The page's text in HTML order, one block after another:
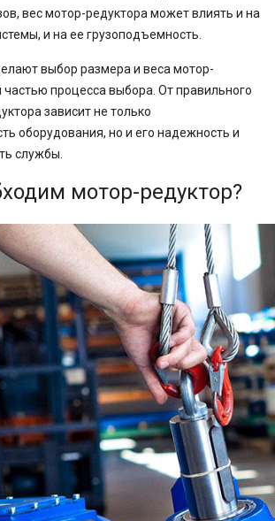
вес мотор-редуктора может влиять и на
и на ее грузоподъемность.
выбор размера и веса мотор-
процесса выбора. От правильного
зависит не только
оборудования, но и его надежность и
службы.
мотор-редуктор?